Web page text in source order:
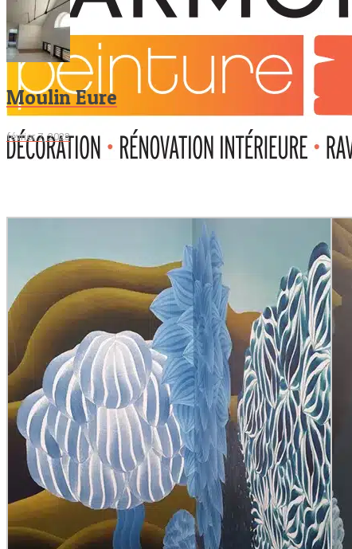
Moulin Eure
février 7, 2023